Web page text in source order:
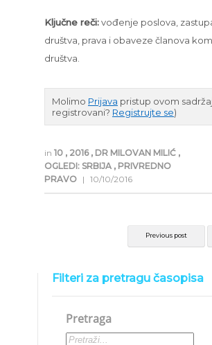
Ključne reči:vođenje poslova,
društva, prava i obaveze članova
društva.
Molimo Prijava pristup ovom
registrovani? Registrujte se)
in 10 , 2016 , DR MILOVAN MILIĆ ,
OGLEDI: SRBIJA , PRIVREDNO
PRAVO | 10/10/2016
Previous post
Filteri za pretragu časopisa
Pretraga